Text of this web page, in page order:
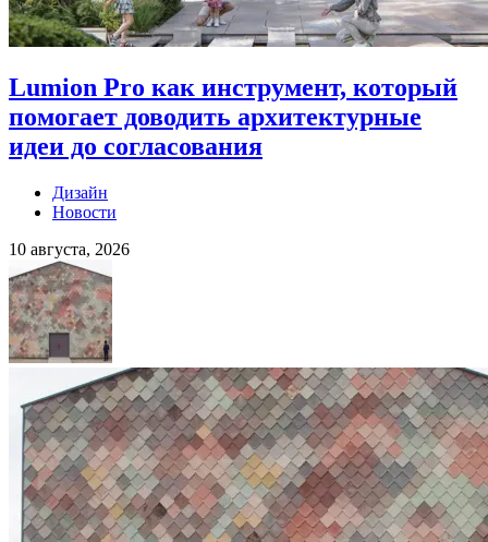
Lumion Pro как инструмент, который
помогает доводить архитектурные
идеи до согласования
Дизайн
Новости
10 августа, 2026